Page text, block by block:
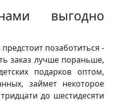
выгодно
позаботиться -
заказ лучше пораньше,
подарков оптом,
займет некоторое
до шестидесяти